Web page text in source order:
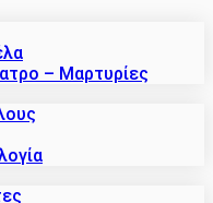
– Μαρτυρίες